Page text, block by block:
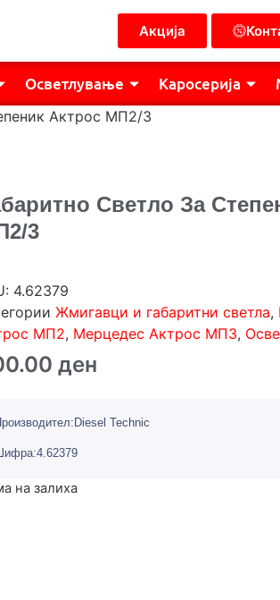
Акција
Осветлување Каросерија
Актрос МП2/3
Светло За
3
4.62379
Жмигавци и габаритни светла,
МП2, Мерцедес Актрос МП3,
ден
Technic
на залиха